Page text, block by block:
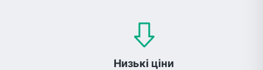
Низькі ціни